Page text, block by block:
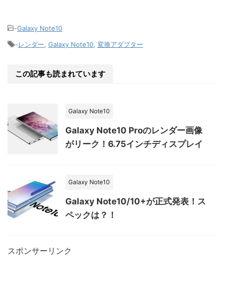
-Galaxy Note10
-レンダー Galaxy Note10 変換アダプター
この記事も読まれています
Galaxy Note10
Galaxy Note10 Proのレンダー画像
がリーク！6.75インチディスプレイ
Galaxy Note10
Galaxy Note10/10+が正式発表！ス
ペックは？！
スポンサーリンク